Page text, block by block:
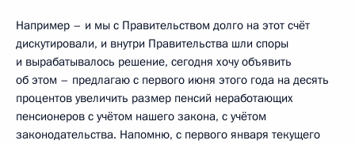
Например – и мы с Правительством долго на этот счёт
дискутировали, и внутри Правительства шли споры
и вырабатывалось решение, сегодня хочу объявить
об этом – предлагаю с первого июня этого года на десять
процентов увеличить размер пенсий неработающих
пенсионеров с учётом нашего закона, с учётом
законодательства. Напомню, с первого января текущего